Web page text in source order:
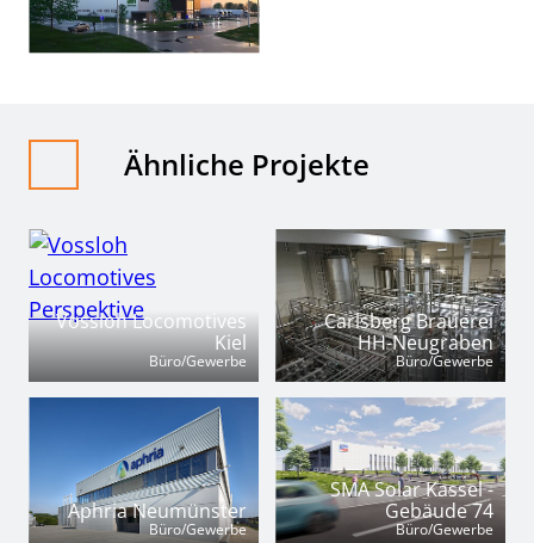
Ähnliche Projekte
Vossloh Locomotives
Kiel
Büro/Gewerbe
Carlsberg Brauerei
HH-Neugraben
Büro/Gewerbe
Aphria Neumünster
Büro/Gewerbe
SMA Solar Kassel -
Gebäude 74
Büro/Gewerbe